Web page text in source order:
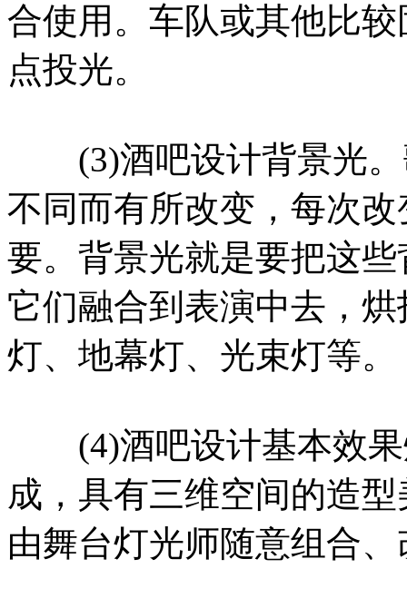
合使用。车队或其他比
点投光。
(3)酒吧设计背景光。
不同而有所改变，每次
要。背景光就是要把这
它们融合到表演中去，
灯、地幕灯、光束灯等。
(4)酒吧设计基本效果
成，具有三维空间的造
由舞台灯光师随意组合